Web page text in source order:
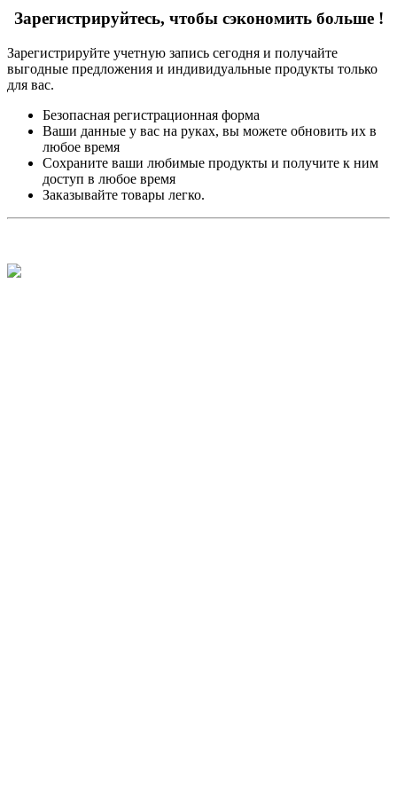
Зарегистрируйтесь, чтобы сэкономить больше !
Зарегистрируйте учетную запись сегодня и получайте
выгодные предложения и индивидуальные продукты только
для вас.
Безопасная регистрационная форма
Ваши данные у вас на руках, вы можете обновить их в
любое время
Сохраните ваши любимые продукты и получите к ним
доступ в любое время
Заказывайте товары легко.